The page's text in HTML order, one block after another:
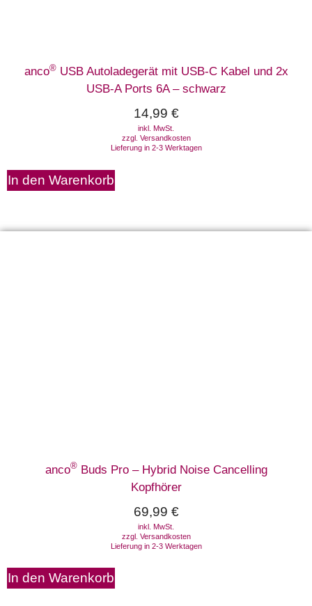
anco®USB Autoladegerät mit USB-C Kabel und 2x
USB-A Ports 6A – schwarz
14,99 €
inkl. MwSt.
zzgl. Versandkosten
Lieferung in 2-3 Werktagen
In den Warenkorb
anco®Buds Pro – Hybrid Noise Cancelling
Kopfhörer
69,99 €
inkl. MwSt.
zzgl. Versandkosten
Lieferung in 2-3 Werktagen
In den Warenkorb